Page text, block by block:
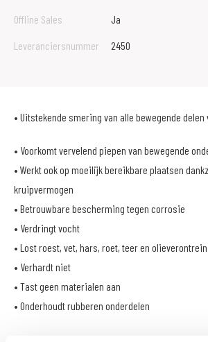
Offline Sales
Ja
Leveranciersnummer
2450
• Uitstekende smering van alle bewegende
• Voorkomt vervelend piepen van bewegende
• Werkt ook op moeilijk bereikbare plaatsen
kruipvermogen
• Betrouwbare bescherming tegen corrosie
• Verdringt vocht
• Lost roest, vet, hars, roet, teer en
• Verhardt niet
• Tast geen materialen aan
• Onderhoudt rubberen onderdelen